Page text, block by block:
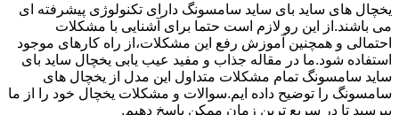
یخچال های ساید بای ساید سامسونگ دارای تکنولوژی پیشرفته ای
می باشند.از این رو لازم است حتما برای آشنایی با مشکلات
احتمالی و همچنین آموزش رفع این مشکلات،از راه کارهای موجود
استفاده شود.ما در مقاله جذاب و مفید عیب یابی یخچال ساید بای
ساید سامسونگ تمام مشکلات متداول این مدل از یخچال های
سامسونگ را توضیح داده ایم.سوالات و مشکلات یخچال خود را از ما
بپرسید تا در سریع ترین زمان ممکن پاسخ دهیم.